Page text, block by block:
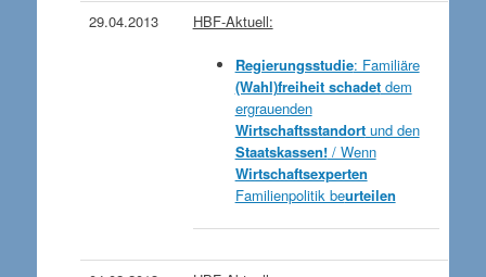
29.04.2013 HBF-Aktuell:
Regierungsstudie: Familiäre
(Wahl)freiheit schadetdem
ergrauenden
Wirtschaftsstandortund den
Staatskassen!/ Wenn
Wirtschaftsexperten
Familienpolitik beurteilen